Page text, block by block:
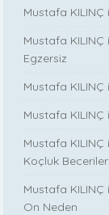
Mustafa KILINÇ
Mustafa KILINÇ
Egzersiz
Mustafa KILINÇ
Mustafa KILINÇ
Mustafa
Koçluk Becerileri
Mustafa
On Neden